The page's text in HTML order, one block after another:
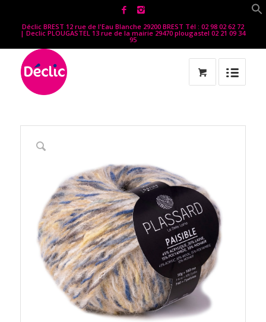
Déclic BREST 12 rue de l'Eau Blanche 29200 BREST Tél : 02 98 02 62 72
| Declic PLOUGASTEL 13 rue de la mairie 29470 plougastel 02 21 09 34
95